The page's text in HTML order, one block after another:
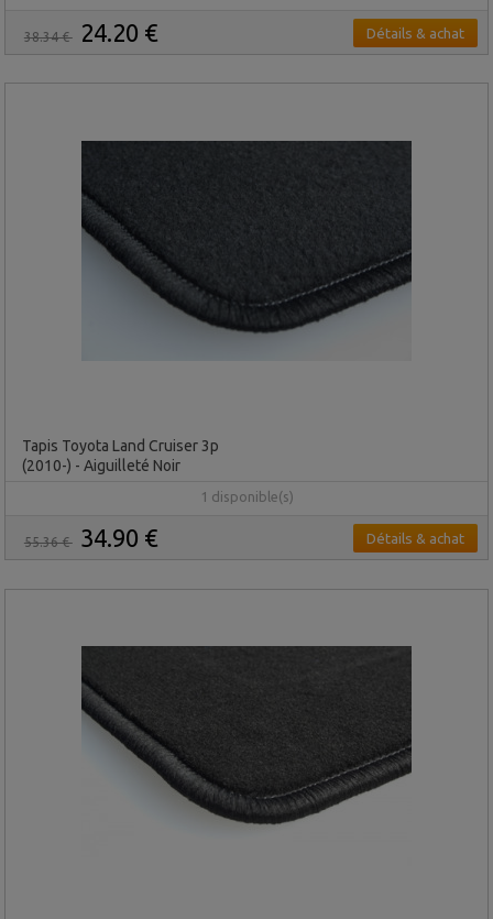
38.34 € 24.20 € Détails & achat
Tapis Toyota Land Cruiser 3p
(2010-) - Aiguilleté Noir
1 disponible(s)
55.36 € 34.90 € Détails & achat